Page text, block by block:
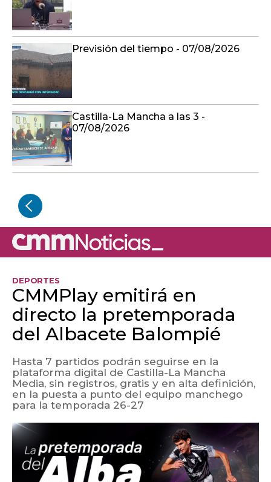
Previsión del tiempo - 07/08/2026
Castilla-La Mancha a las 3 -
07/08/2026
DEPORTES
CMMPlay emitirá en
directo la pretemporada
del Albacete Balompié
Hasta 7 partidos podrán seguirse en la
plataforma digital de Castilla-La Mancha
Media, sin registros, gratis y en alta definición,
en la puesta a punto del equipo manchego
para la temporada 26-27